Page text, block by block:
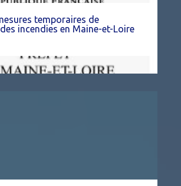
temporaires de
incendies en Maine-et-Loire